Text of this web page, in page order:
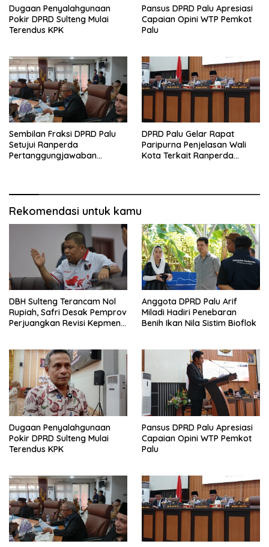
Dugaan Penyalahgunaan
Pokir DPRD Sulteng Mulai
Terendus KPK
Pansus DPRD Palu Apresiasi
Capaian Opini WTP Pemkot
Palu
Sembilan Fraksi DPRD Palu
Setujui Ranperda
Pertanggungjawaban
DPRD Palu Gelar Rapat
Paripurna Penjelasan Wali
Kota Terkait Ranperda
Rekomendasi untuk kamu
DBH Sulteng Terancam Nol
Rupiah, Safri Desak Pemprov
Perjuangkan Revisi Kepmen
Anggota DPRD Palu Arif
Miladi Hadiri Penebaran
Benih Ikan Nila Sistim Bioflok
Dugaan Penyalahgunaan
Pokir DPRD Sulteng Mulai
Terendus KPK
Pansus DPRD Palu Apresiasi
Capaian Opini WTP Pemkot
Palu